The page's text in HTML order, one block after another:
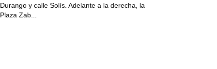
Durango y calle Solís. Adelante a la derecha, la
Plaza Zab...